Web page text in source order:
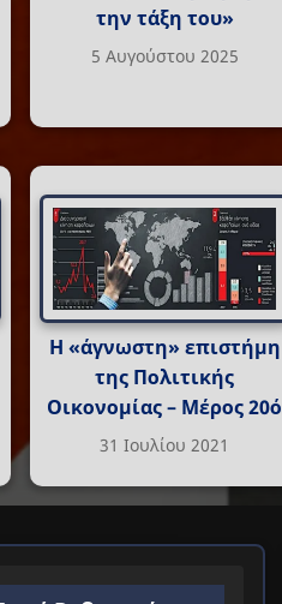
την τάξη του»
5 Αυγούστου 2025
Η «άγνωστη» επιστήμη
της Πολιτικής
Οικονομίας – Μέρος 20ό
31 Ιουλίου 2021